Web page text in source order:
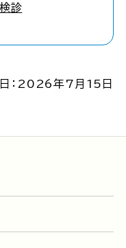
診
：2026年7月15日